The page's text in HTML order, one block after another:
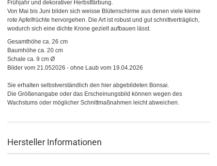
Frühjahr und dekorativer Herbstfärbung.
Von Mai bis Juni bilden sich weisse Blütenschirme aus denen viele kleine
rote Apfelfrüchte hervorgehen. Die Art ist robust und gut schnittverträglich,
wodurch sich eine dichte Krone gezielt aufbauen lässt.
Gesamthöhe ca. 26 cm
Baumhöhe ca. 20 cm
Schale ca. 9 cm Ø
Bilder vom 21.052026 - ohne Laub vom 19.04.2026
Sie erhalten selbstverständlich den hier abgebildeten Bonsai.
Die Größenangabe oder das Erscheinungsbild können wegen des
Wachstums oder möglicher Schnittmaßnahmen leicht abweichen.
Hersteller Informationen